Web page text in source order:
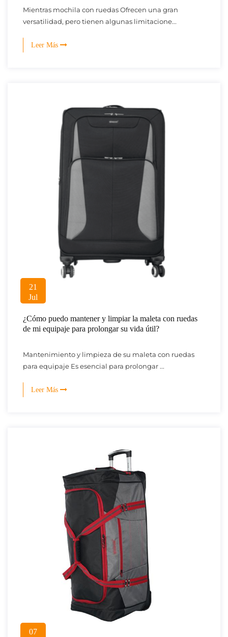
Mientras mochila con ruedas Ofrecen una gran
versatilidad, pero tienen algunas limitacione...
Leer Más
21
Jul
¿Cómo puedo mantener y limpiar la maleta con ruedas
de mi equipaje para prolongar su vida útil?
Mantenimiento y limpieza de su maleta con ruedas
para equipaje Es esencial para prolongar ...
Leer Más
07